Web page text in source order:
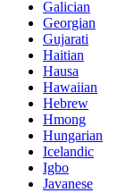
Galician
Georgian
Gujarati
Haitian
Hausa
Hawaiian
Hebrew
Hmong
Hungarian
Icelandic
Igbo
Javanese